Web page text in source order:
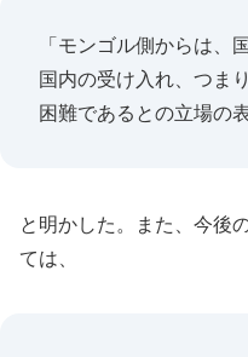
「モンゴル側からは、
国内の受け入れ、つま
困難であるとの立場の
と明かした。また、今後
ては、